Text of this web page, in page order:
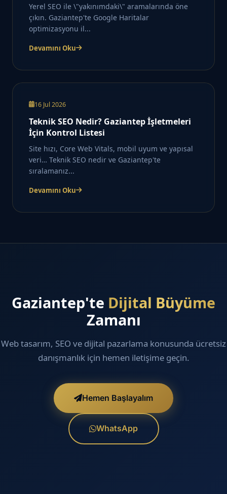
Yerel SEO ile \"yakınımdaki\" aramalarında öne
çıkın. Gaziantep'te Google Haritalar
optimizasyonu il...
Devamını Oku
16 Jul 2026
Teknik SEO Nedir? Gaziantep İşletmeleri
İçin Kontrol Listesi
Site hızı, Core Web Vitals, mobil uyum ve yapısal
veri… Teknik SEO nedir ve Gaziantep'te
sıralamanız...
Devamını Oku
Gaziantep'te Dijital Büyüme
Zamanı
Web tasarım, SEO ve dijital pazarlama konusunda ücretsiz
danışmanlık için hemen iletişime geçin.
Hemen Başlayalım
WhatsApp